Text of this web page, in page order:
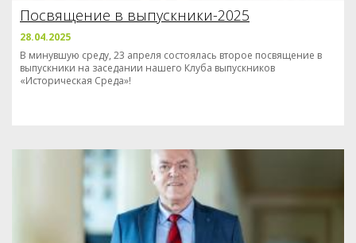
Посвящение в выпускники-2025
28.04.2025
В минувшую среду, 23 апреля состоялась второе посвящение в
выпускники на заседании нашего Клуба выпускников
«Историческая Среда»!